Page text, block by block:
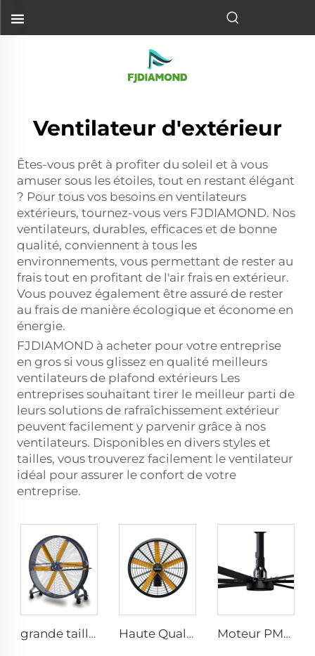
Ventilateur d'extérieur
Êtes-vous prêt à profiter du soleil et à vous
amuser sous les étoiles, tout en restant élégant
? Pour tous vos besoins en ventilateurs
extérieurs, tournez-vous vers FJDIAMOND. Nos
ventilateurs, durables, efficaces et de bonne
qualité, conviennent à tous les
environnements, vous permettant de rester au
frais tout en profitant de l'air frais en extérieur.
Vous pouvez également être assuré de rester
au frais de manière écologique et économe en
énergie.
FJDIAMOND à acheter pour votre entreprise
en gros si vous glissez en qualité meilleurs
ventilateurs de plafond extérieurs Les
entreprises souhaitant tirer le meilleur parti de
leurs solutions de rafraîchissement extérieur
peuvent facilement y parvenir grâce à nos
ventilateurs. Disponibles en divers styles et
tailles, vous trouverez facilement le ventilateur
idéal pour assurer le confort de votre
entreprise.
grande taille 2m PMSM ventilateurs de sol mobiles pour zone sportive Haute Qualité 0,9m 1,2m Grand Ventilateur Murale pour Entrepôts avec Moteur 220V pour Usines de Fabrication, Restaurants, Fermes, Hôtels Moteur PMSM IE5 24ft grands ventilateurs industriels HVLS type avec alimentation AC 7.3m ventilateurs électriques pour usine laitière 380V tension